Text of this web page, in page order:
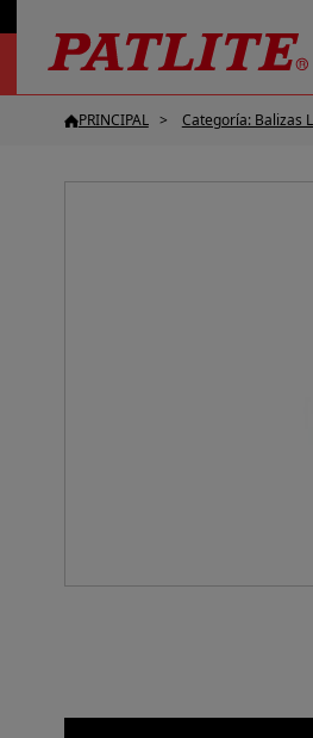
PRINCIPAL Categoría: Balizas